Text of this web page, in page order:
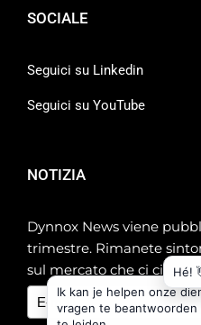
SOCIALE
Seguici su Linkedin
Seguici su YouTube
NOTIZIA
Dynnox News viene
trimestre. Rimanete
sul mercato che ci